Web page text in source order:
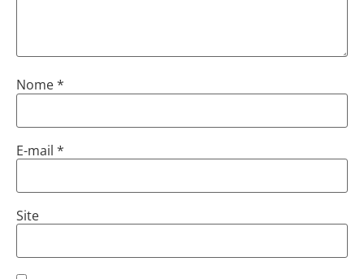
Nome*
E-mail *
Site